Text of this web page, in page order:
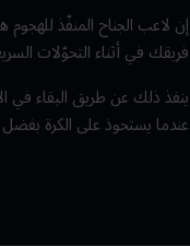
إن لاعب الجناح المنفّذ
فريقك في أثناء التحوّلات
ينفذ ذلك عن طريق البقاء في
عندما يستحوذ على الكرة بفضل